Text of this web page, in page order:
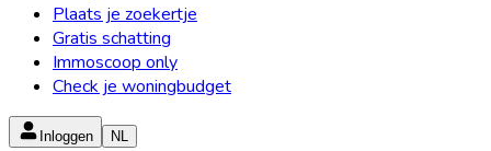
Plaats je zoekertje
Gratis schatting
Immoscoop only
Check je woningbudget
Inloggen NL